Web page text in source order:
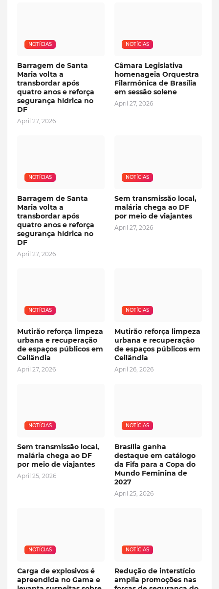
NOTÍCIAS
Barragem de Santa
Maria volta a
transbordar após
quatro anos e reforça
segurança hídrica no
DF
April 27, 2026
NOTÍCIAS
Câmara Legislativa
homenageia Orquestra
Filarmônica de Brasília
em sessão solene
April 27, 2026
NOTÍCIAS
Barragem de Santa
Maria volta a
transbordar após
quatro anos e reforça
segurança hídrica no
DF
April 27, 2026
NOTÍCIAS
Sem transmissão local,
malária chega ao DF
por meio de viajantes
April 27, 2026
NOTÍCIAS
Mutirão reforça limpeza
urbana e recuperação
de espaços públicos em
Ceilândia
April 27, 2026
NOTÍCIAS
Mutirão reforça limpeza
urbana e recuperação
de espaços públicos em
Ceilândia
April 26, 2026
NOTÍCIAS
Sem transmissão local,
malária chega ao DF
por meio de viajantes
April 25, 2026
NOTÍCIAS
Brasília ganha
destaque em catálogo
da Fifa para a Copa do
Mundo Feminina de
2027
April 25, 2026
NOTÍCIAS
Carga de explosivos é
apreendida no Gama e
NOTÍCIAS
Redução de interstício
amplia promoções nas